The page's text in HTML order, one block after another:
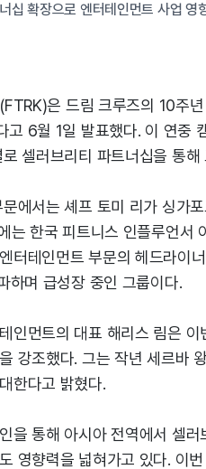
십 확장으로 엔터테인먼트 사업 영
은 드림 크루즈의 10
고 6월 1일 발표했다. 이 연중
셀러브리티 파트너십을 통
에서는 셰프 토미 리가 싱가
는 한국 피트니스 인플루언서
터테인먼트 부문의 헤드라이
하며 급성장 중인 그룹이다.
인먼트의 대표 해리스 림은
강조했다. 그는 작년 세르바
한다고 밝혔다.
을 통해 아시아 전역에서 셀
영향력을 넓혀가고 있다. 이